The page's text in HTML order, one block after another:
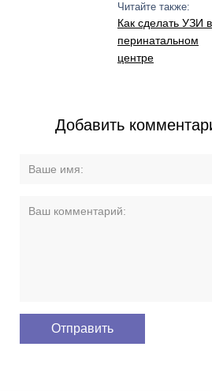
Читайте также:
Как сделать УЗИ в
перинатальном
центре
Добавить